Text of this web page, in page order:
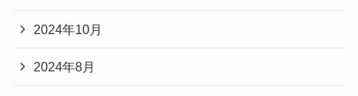
2024年10月
2024年8月